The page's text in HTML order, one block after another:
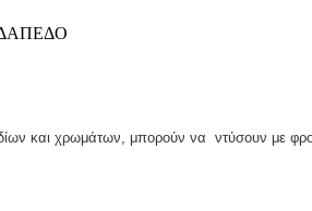
και χρωμάτων, μπορούν να ντύσουν με